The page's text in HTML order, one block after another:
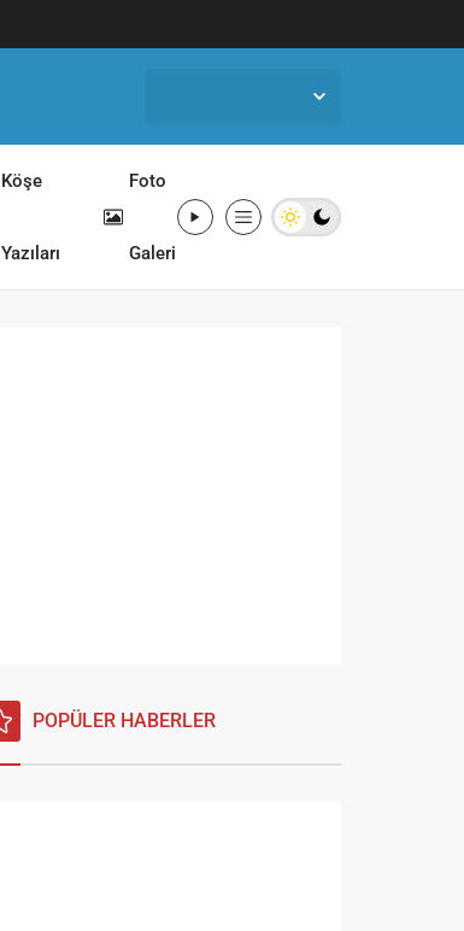
Köşe
Yazıları
Foto
Galeri
POPÜLER HABERLER